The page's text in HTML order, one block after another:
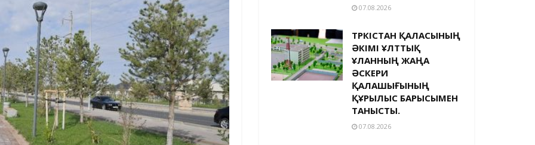
07.08.2026
ТҮРКІСТАН ҚАЛАСЫНЫҢ
ӘКІМІ ҰЛТТЫҚ
ҰЛАННЫҢ ЖАҢА
ӘСКЕРИ
ҚАЛАШЫҒЫНЫҢ
ҚҰРЫЛЫС БАРЫСЫМЕН
ТАНЫСТЫ.
07.08.2026